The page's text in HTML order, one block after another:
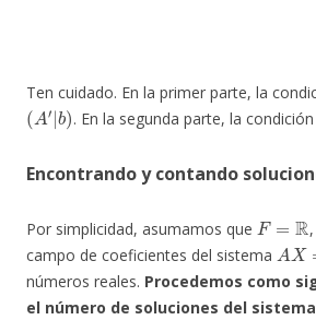
Ten cuidado. En la primer parte, la
(A′|b)
. En la segunda parte, la
Encontrando y contando
Por simplicidad, asumamos que
F=
campo de coeficientes del sistema
A X=
números reales. Procedemos como
el número de soluciones del